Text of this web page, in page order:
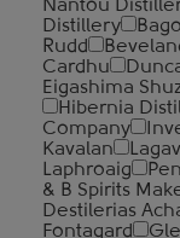
Nantou
Distillery
Rudd
Cardhu
Eigashima
Hibernia
Company
Kavalan
Laphroaig
& B Spirits
Destilerias
Fontagard